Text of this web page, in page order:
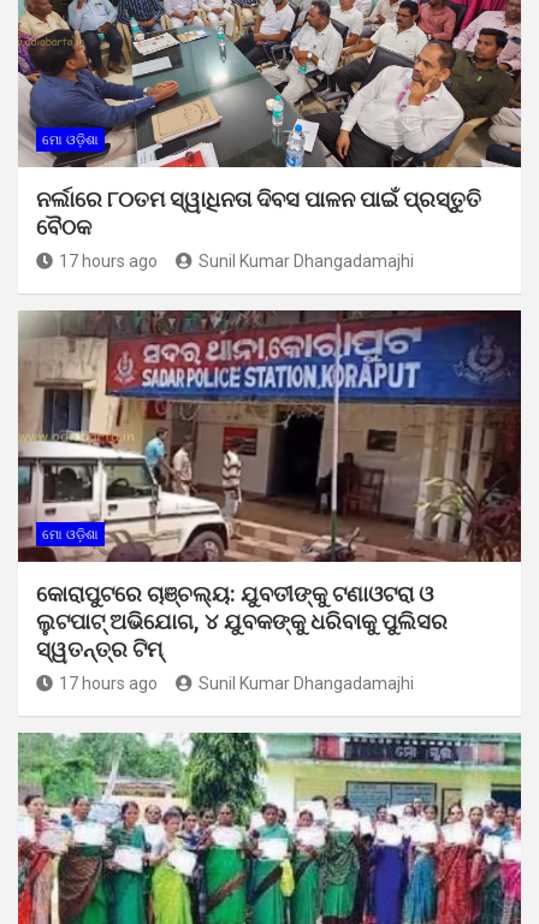
ମୋ ଓଡ଼ିଶା
ନର୍ଲାରେ ୮୦ତମ ସ୍ୱାଧିନତା ଦିବସ ପାଳନ ପାଇଁ ପ୍ରସ୍ତୁତି
ବୈଠକ
17 hours ago Sunil Kumar Dhangadamajhi
ମୋ ଓଡ଼ିଶା
କୋରାପୁଟରେ ଚାଞ୍ଚଲ୍ୟ: ଯୁବତୀଙ୍କୁ ଟଣାଓଟରା ଓ
ଲୁଟପାଟ୍ ଅଭିଯୋଗ, ୪ ଯୁବକଙ୍କୁ ଧରିବାକୁ ପୁଲିସର
ସ୍ୱତନ୍ତ୍ର ଟିମ୍
17 hours ago Sunil Kumar Dhangadamajhi